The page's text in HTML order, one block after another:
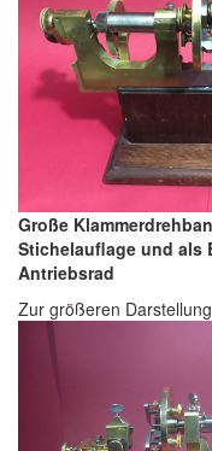
Große
Stichelauflage und als
Antriebsrad
Zur größeren